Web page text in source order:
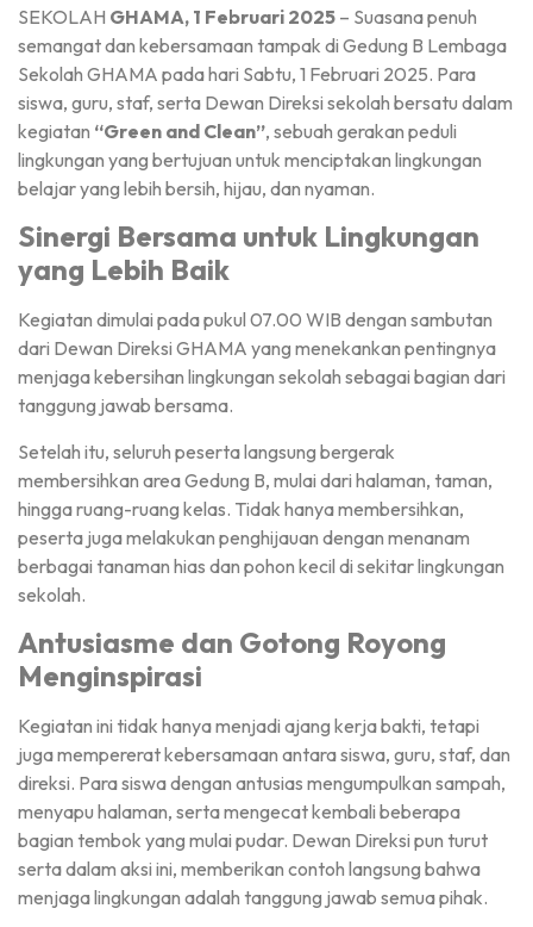
SEKOLAH GHAMA, 1 Februari 2025 – Suasana penuh
semangat dan kebersamaan tampak di Gedung B Lembaga
Sekolah GHAMA pada hari Sabtu, 1 Februari 2025. Para
siswa, guru, staf, serta Dewan Direksi sekolah bersatu dalam
kegiatan “Green and Clean”, sebuah gerakan peduli
lingkungan yang bertujuan untuk menciptakan lingkungan
belajar yang lebih bersih, hijau, dan nyaman.
Sinergi Bersama untuk Lingkungan
yang Lebih Baik
Kegiatan dimulai pada pukul 07.00 WIB dengan sambutan
dari Dewan Direksi GHAMA yang menekankan pentingnya
menjaga kebersihan lingkungan sekolah sebagai bagian dari
tanggung jawab bersama.
Setelah itu, seluruh peserta langsung bergerak
membersihkan area Gedung B, mulai dari halaman, taman,
hingga ruang-ruang kelas. Tidak hanya membersihkan,
peserta juga melakukan penghijauan dengan menanam
berbagai tanaman hias dan pohon kecil di sekitar lingkungan
sekolah.
Antusiasme dan Gotong Royong
Menginspirasi
Kegiatan ini tidak hanya menjadi ajang kerja bakti, tetapi
juga mempererat kebersamaan antara siswa, guru, staf, dan
direksi. Para siswa dengan antusias mengumpulkan sampah,
menyapu halaman, serta mengecat kembali beberapa
bagian tembok yang mulai pudar. Dewan Direksi pun turut
serta dalam aksi ini, memberikan contoh langsung bahwa
menjaga lingkungan adalah tanggung jawab semua pihak.